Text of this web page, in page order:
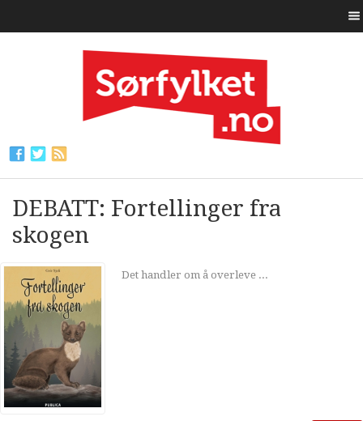
DEBATT: Fortellinger fra
skogen
Det handler om å overleve ...